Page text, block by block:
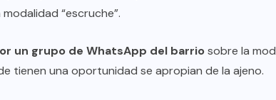
“escruche”.
un grupo de WhatsApp del barriosobre la
tienen una oportunidad se apropian de la ajeno.